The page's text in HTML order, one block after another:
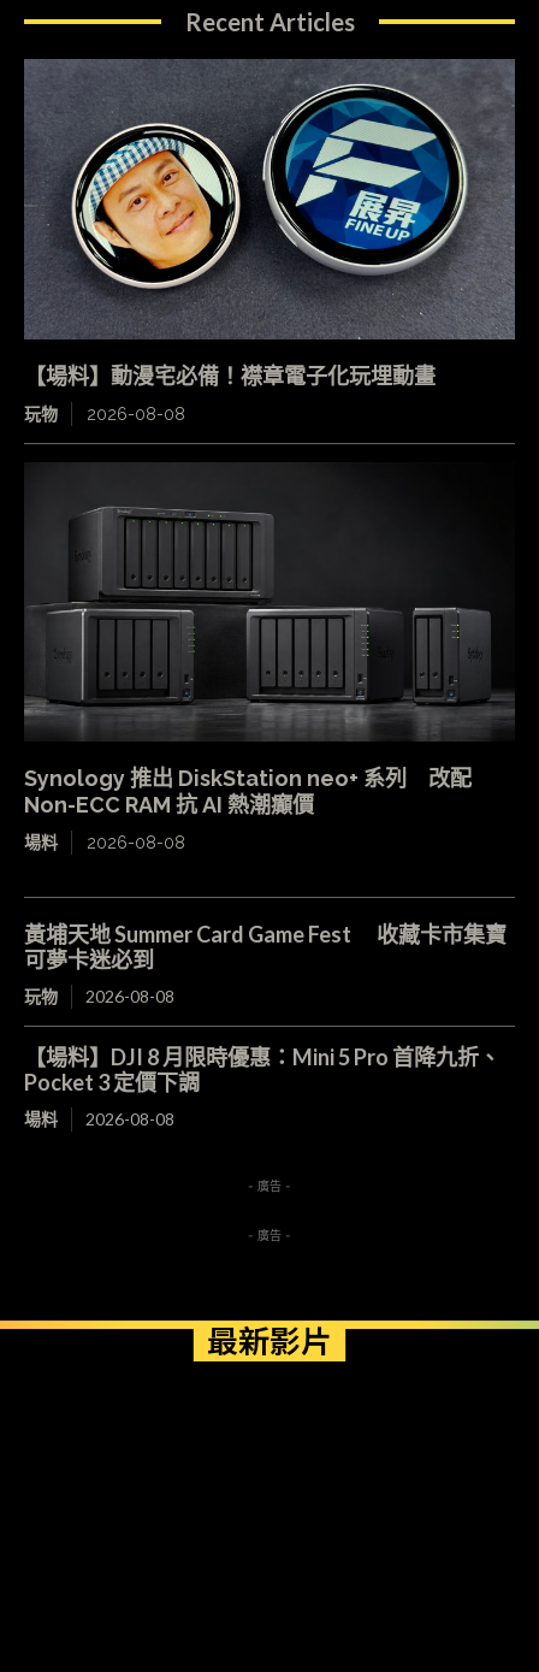
Recent Articles
【場料】動漫宅必備！襟章電子化玩埋動畫
玩物 2026-08-08
Synology 推出 DiskStation neo+ 系列 改配
Non-ECC RAM 抗 AI 熱潮癲價
場料 2026-08-08
黃埔天地 Summer Card Game Fest 收藏卡市集寶
可夢卡迷必到
玩物 2026-08-08
【場料】DJI 8 月限時優惠：Mini 5 Pro 首降九折、
Pocket 3 定價下調
場料 2026-08-08
- 廣告 -
- 廣告 -
最新影片